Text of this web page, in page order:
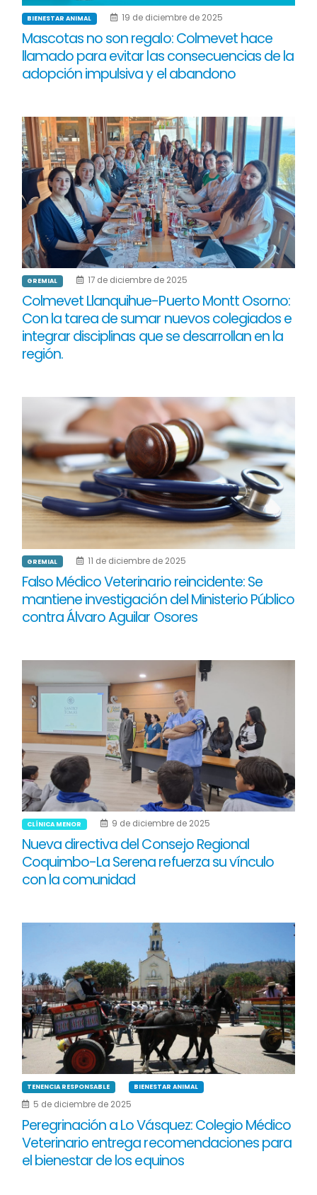
BIENESTAR ANIMAL 19 de diciembre de 2025
Mascotas no son regalo: Colmevet hace
llamado para evitar las consecuencias de la
adopción impulsiva y el abandono
GREMIAL 17 de diciembre de 2025
Colmevet Llanquihue-Puerto Montt Osorno:
Con la tarea de sumar nuevos colegiados e
integrar disciplinas que se desarrollan en la
región.
GREMIAL 11 de diciembre de 2025
Falso Médico Veterinario reincidente: Se
mantiene investigación del Ministerio Público
contra Álvaro Aguilar Osores
CLÍNICA MENOR 9 de diciembre de 2025
Nueva directiva del Consejo Regional
Coquimbo-La Serena refuerza su vínculo
con la comunidad
TENENCIA RESPONSABLE BIENESTAR ANIMAL
5 de diciembre de 2025
Peregrinación a Lo Vásquez: Colegio Médico
Veterinario entrega recomendaciones para
el bienestar de los equinos